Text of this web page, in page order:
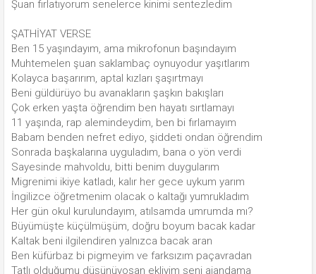
Şuan fırlatıyorum senelerce kinimi sentezledim
ŞATHİYAT VERSE
Ben 15 yaşındayım, ama mikrofonun başındayım
Muhtemelen şuan saklambaç oynuyodur yaşıtlarım
Kolayca başarırım, aptal kızları şaşırtmayı
Beni güldürüyo bu avanakların şaşkın bakışları
Çok erken yaşta öğrendim ben hayatı sırtlamayı
11 yaşında, rap alemindeydim, ben bi fırlamayım
Babam benden nefret ediyo, şiddeti ondan öğrendim
Sonrada başkalarına uyguladım, bana o yön verdi
Sayesinde mahvoldu, bitti benim duygularım
Migrenimi ikiye katladı, kalır her gece uykum yarım
İngilizce öğretmenim olacak o kaltağı yumrukladım
Her gün okul kurulundayım, atılsamda umrumda mı?
Büyümüşte küçülmüşüm, doğru boyum bacak kadar
Kaltak beni ilgilendiren yalnızca bacak aran
Ben küfürbaz bi pigmeyim ve farksızım paçavradan
Tatlı olduğumu düşünüyosan ekliyim seni ajandama